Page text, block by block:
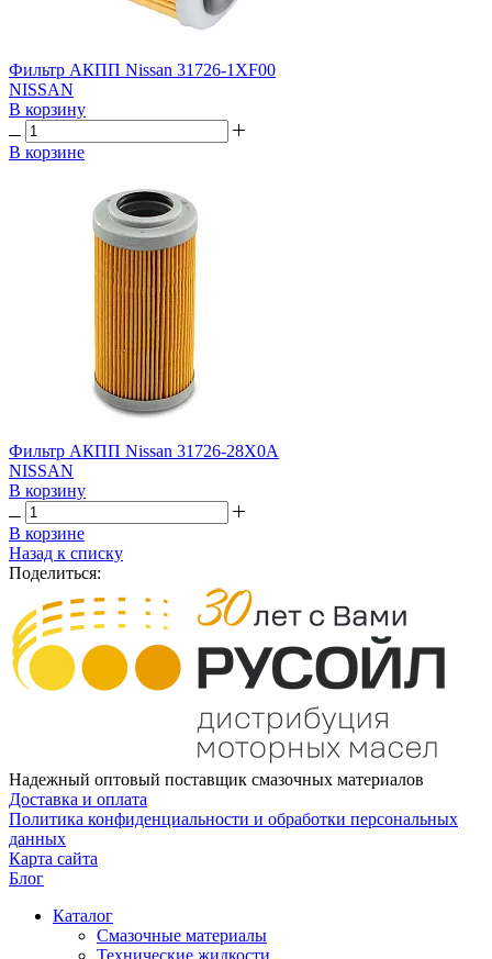
Фильтр АКПП Nissan 31726-1XF00
NISSAN
В корзину
В корзине
Фильтр АКПП Nissan 31726-28X0A
NISSAN
В корзину
В корзине
Назад к списку
Поделиться:
Надежный оптовый поставщик смазочных материалов
Доставка и оплата
Политика конфиденциальности и обработки персональных
данных
Карта сайта
Блог
Каталог
Смазочные материалы
Технические жидкости